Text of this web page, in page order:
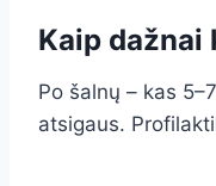
Kaip
Po šalnų – kas
atsigaus.